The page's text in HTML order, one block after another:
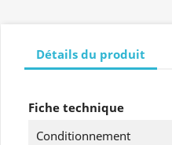
Détails du produit
Fiche technique
Conditionnement